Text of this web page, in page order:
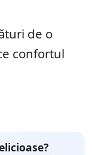
de o
confortul